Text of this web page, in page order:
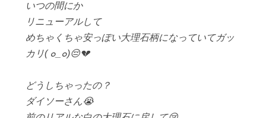
いつの間にか
リニューアルして
めちゃくちゃ安っぽい大理石柄になっていてガッ
カリ( ๐_๐)😔💔
どうしちゃったの？
ダイソーさん😭